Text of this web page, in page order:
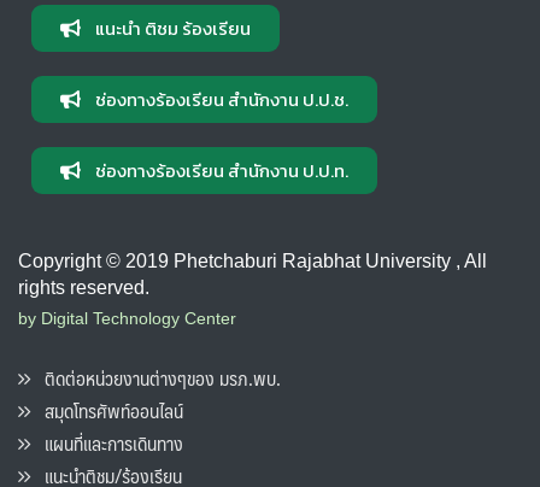
แนะนำ ติชม ร้องเรียน
ช่องทางร้องเรียน สำนักงาน ป.ป.ช.
ช่องทางร้องเรียน สำนักงาน ป.ป.ท.
Copyright © 2019 Phetchaburi Rajabhat University , All
rights reserved.
by Digital Technology Center
ติดต่อหน่วยงานต่างๆของ มรภ.พบ.
สมุดโทรศัพท์ออนไลน์
แผนที่และการเดินทาง
แนะนำติชม/ร้องเรียน